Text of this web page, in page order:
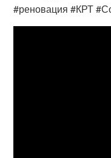
#реновация #КРТ